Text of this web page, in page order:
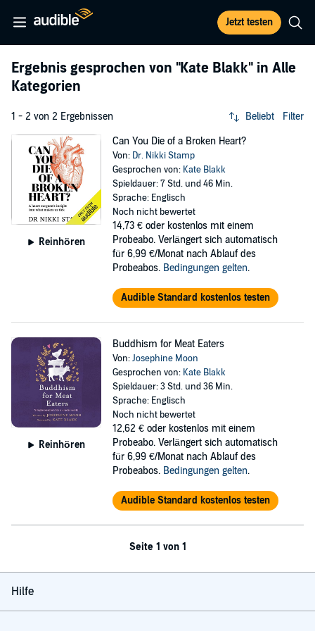
Jetzt testen
Ergebnis gesprochen von "Kate Blakk" in Alle
Kategorien
1 - 2 von 2 Ergebnissen Beliebt Filter
Reinhören
Can You Die of a Broken Heart?
Von: Dr. Nikki Stamp
Gesprochen von: Kate Blakk
Spieldauer: 7 Std. und 46 Min.
Sprache: Englisch
Noch nicht bewertet
14,73 € oder kostenlos mit einem
Probeabo. Verlängert sich automatisch
für 6,99 €/Monat nach Ablauf des
Probeabos. Bedingungen gelten.
Audible Standard kostenlos testen
Reinhören
Buddhism for Meat Eaters
Von:Josephine Moon
Gesprochen von: Kate Blakk
Spieldauer: 3 Std. und 36 Min.
Sprache: Englisch
Noch nicht bewertet
12,62 € oder kostenlos mit einem
Probeabo. Verlängert sich automatisch
für 6,99 €/Monat nach Ablauf des
Probeabos. Bedingungen gelten.
Audible Standard kostenlos testen
Seite 1 von 1
Hilfe